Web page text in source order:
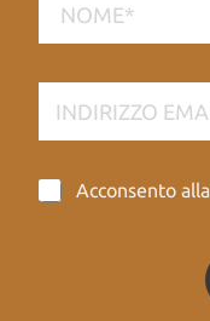
m
*
a
l
*
P
Acconsento